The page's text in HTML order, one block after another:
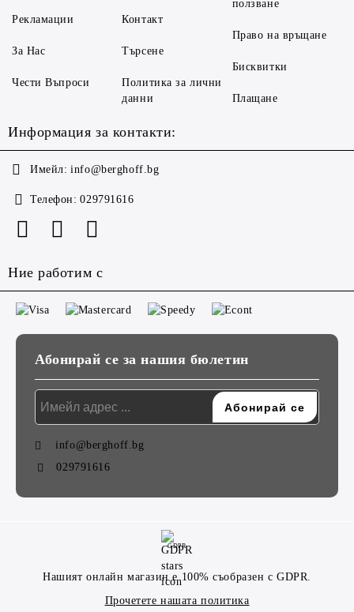
Рекламации
За Нас
Чести Въпроси
Контакт
Търсене
Политика за лични
данни
ползване
Право на връщане
Бисквитки
Плащане
Информация за контакти:
Имейл: info@berghoff.bg
Телефон: 029791616
Ние работим с
Абонирай се за нашия бюлетин
info@berghoff.bg
029791616
GDPR
Нашият онлайн магазин е 100% съобразен с GDPR.
Прочетете нашата политика